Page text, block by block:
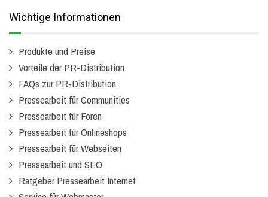
Wichtige Informationen
Produkte und Preise
Vorteile der PR-Distribution
FAQs zur PR-Distribution
Pressearbeit für Communities
Pressearbeit für Foren
Pressearbeit für Onlineshops
Pressearbeit für Webseiten
Pressearbeit und SEO
Ratgeber Pressearbeit Internet